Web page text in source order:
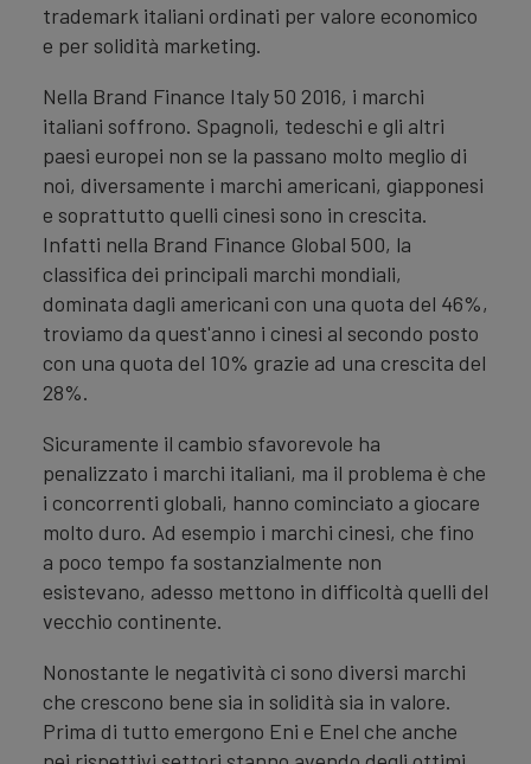
trademark italiani ordinati per valore economico
e per solidità marketing.
Nella Brand Finance Italy 50 2016, i marchi
italiani soffrono. Spagnoli, tedeschi e gli altri
paesi europei non se la passano molto meglio di
noi, diversamente i marchi americani, giapponesi
e soprattutto quelli cinesi sono in crescita.
Infatti nella Brand Finance Global 500, la
classifica dei principali marchi mondiali,
dominata dagli americani con una quota del 46%,
troviamo da quest'anno i cinesi al secondo posto
con una quota del 10% grazie ad una crescita del
28%.
Sicuramente il cambio sfavorevole ha
penalizzato i marchi italiani, ma il problema è che
i concorrenti globali, hanno cominciato a giocare
molto duro. Ad esempio i marchi cinesi, che fino
a poco tempo fa sostanzialmente non
esistevano, adesso mettono in difficoltà quelli del
vecchio continente.
Nonostante le negatività ci sono diversi marchi
che crescono bene sia in solidità sia in valore.
Prima di tutto emergono Eni e Enel che anche